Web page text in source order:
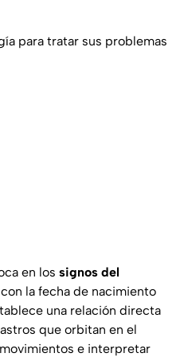
para tratar sus problemas
en los signos del
la fecha de nacimiento
una relación directa
que orbitan en el
e interpretar